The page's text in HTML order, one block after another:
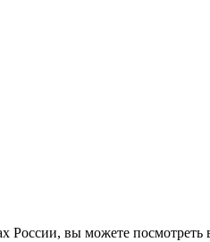
вы можете посмотреть